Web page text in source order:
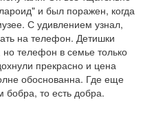
и был поражен, когда
С удивлением узнал,
на телефон. Детишки
телефон в семье только
прекрасно и цена
обоснованна. Где еще
бобра, то есть добра.